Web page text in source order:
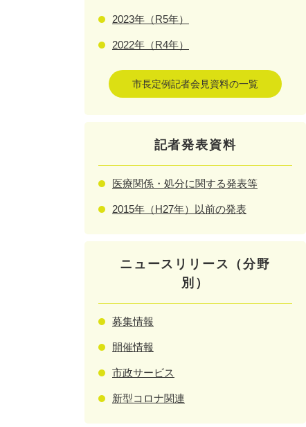
2023年（R5年）
2022年（R4年）
市長定例記者会見資料の一覧
記者発表資料
医療関係・処分に関する発表等
2015年（H27年）以前の発表
ニュースリリース（分野
別）
募集情報
開催情報
市政サービス
新型コロナ関連